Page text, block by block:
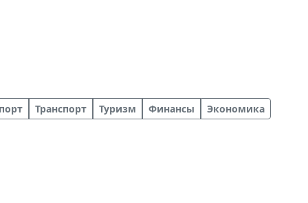
Транспорт Туризм Финансы
Экономика